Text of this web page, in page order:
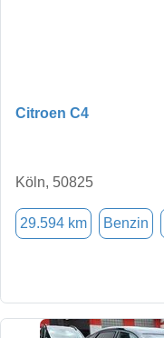
Citroen C4
Köln, 50825
29.594 km Benzin